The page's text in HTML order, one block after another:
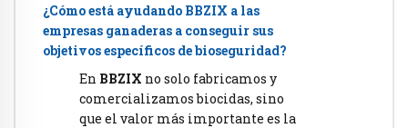
¿Cómo está ayudando BBZIX a las
empresas ganaderas a conseguir sus
objetivos específicos de bioseguridad?
En BBZIX no solo fabricamos y
comercializamos biocidas, sino
que el valor más importante es la